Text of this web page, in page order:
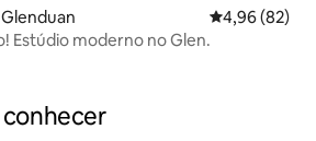
4,96 de uma
4,96 (82)
Estúdio moderno no Glen.